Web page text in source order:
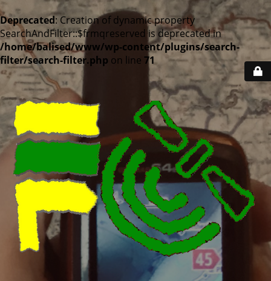
Deprecated: Creation of dynamic property
SearchAndFilter::$frmqreserved is deprecated in
/home/balised/www/wp-content/plugins/search-
filter/search-filter.php on line 71